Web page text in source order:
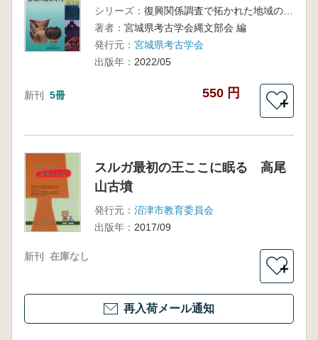
シリーズ：
復興関係調査で拓かれた地域の歴史3
著者： 宮城県考古学会縄文部会 編
発行元： 宮城県考古学会
出版年： 2022/05
新刊 5冊 550 円
＋
スルガ最初の王ここに眠る 高尾
山古墳
発行元： 沼津市教育委員会
出版年： 2017/09
新刊 在庫なし
＋
再入荷メール通知